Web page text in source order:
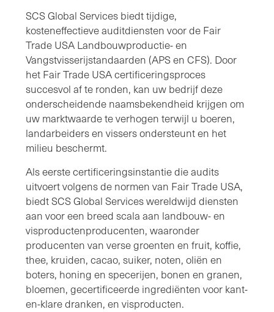
SCS Global Services biedt tijdige,
kosteneffectieve auditdiensten voor de Fair
Trade USA Landbouwproductie- en
Vangstvisserijstandaarden (APS en CFS). Door
het Fair Trade USA certificeringsproces
succesvol af te ronden, kan uw bedrijf deze
onderscheidende naamsbekendheid krijgen om
uw marktwaarde te verhogen terwijl u boeren,
landarbeiders en vissers ondersteunt en het
milieu beschermt.
Als eerste certificeringsinstantie die audits
uitvoert volgens de normen van Fair Trade USA,
biedt SCS Global Services wereldwijd diensten
aan voor een breed scala aan landbouw- en
visproductenproducenten, waaronder
producenten van verse groenten en fruit, koffie,
thee, kruiden, cacao, suiker, noten, oliën en
boters, honing en specerijen, bonen en granen,
bloemen, gecertificeerde ingrediënten voor kant-
en-klare dranken, en visproducten.